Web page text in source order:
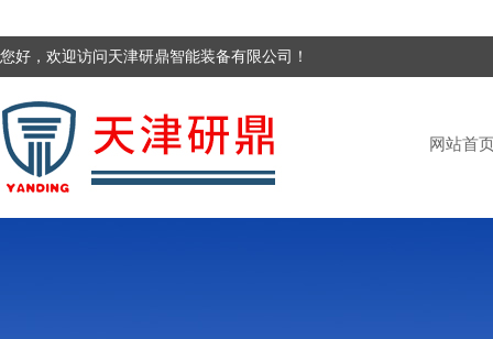
您好，欢迎访问天津研鼎智能装备有限公司！
网站首